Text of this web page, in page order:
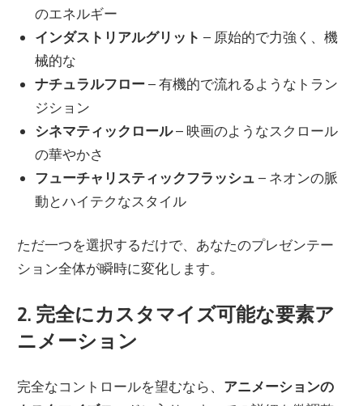
のエネルギー
インダストリアルグリット – 原始的で力強く、機
械的な
ナチュラルフロー– 有機的で流れるようなトラン
ジション
シネマティックロール– 映画のようなスクロール
の華やかさ
フューチャリスティックフラッシュ – ネオンの脈
動とハイテクなスタイル
ただ一つを選択するだけで、あなたのプレゼンテー
ション全体が瞬時に変化します。
2. 完全にカスタマイズ可能な要素ア
ニメーション
完全なコントロールを望むなら、 アニメーションの